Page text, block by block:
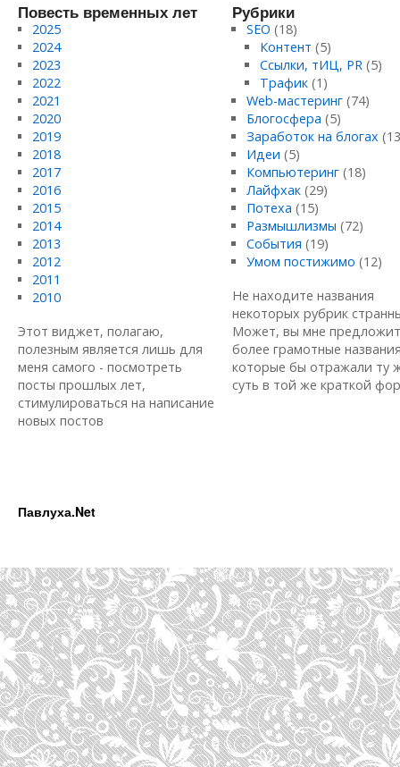
Повесть временных лет
2025
2024
2023
2022
2021
2020
2019
2018
2017
2016
2015
2014
2013
2012
2011
2010
Этот виджет, полагаю,
полезным является лишь для
меня самого - посмотреть
посты прошлых лет,
стимулироваться на написание
новых постов
Рубрики
SEO (18)
Контент (5)
Ссылки, тИЦ, PR (5)
Трафик (1)
Web-мастеринг(74)
Блогосфера (5)
Заработок на блогах
Идеи (5)
Компьютеринг(18)
Лайфхак(29)
Потеха (15)
Размышлизмы (72)
События (19)
Умом постижимо (12)
Не находите названия
некоторых рубрик
Может, вы мне
более грамотные
которые бы отражали ту
суть в той же краткой
Павлуха.Net